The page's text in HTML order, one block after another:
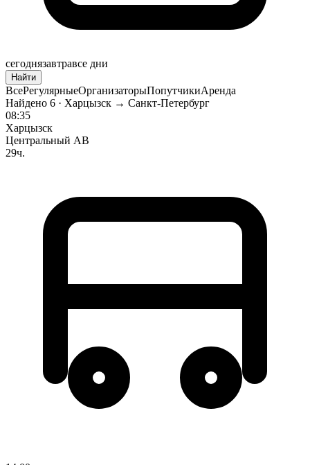
сегоднязавтравсе дни
Найти
ВсеРегулярныеОрганизаторыПопутчикиАренда
Найдено 6 · Харцызск → Санкт-Петербург
08:35
Харцызск
Центральный АВ
29ч.